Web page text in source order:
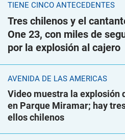
TIENE CINCO ANTECEDENTES
Tres chilenos y el
One 23, con miles de
por la explosión al cajero
AVENIDA DE LAS AMÉRICAS
Video muestra la explosión
en Parque Miramar; hay
ellos chilenos